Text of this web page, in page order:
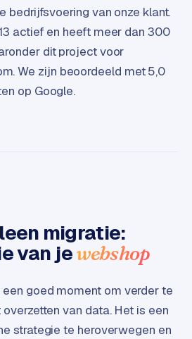
bedrijfsvoering van onze klant.
actief en heeft meer dan 300
dit project voor
We zijn beoordeeld met 5,0
op Google.
migratie:
van jewebshop
goed moment om verder te
van data. Het is een
strategie te heroverwegen en